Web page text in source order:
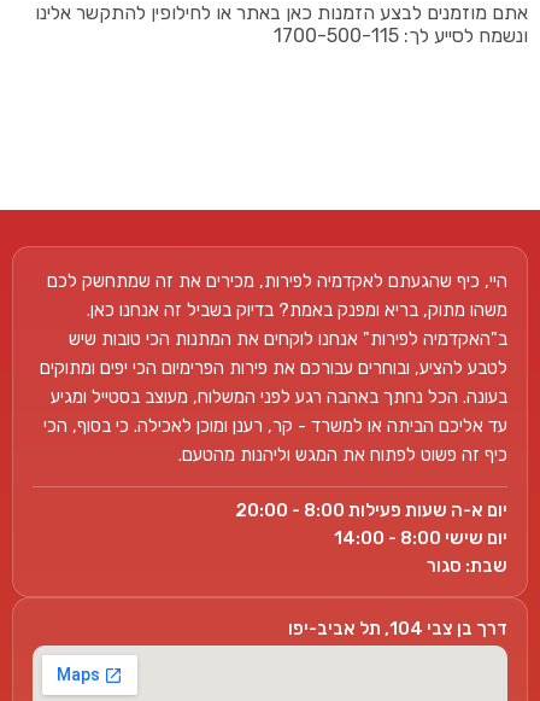
אתם מוזמנים לבצע הזמנות כאן באתר או לחילופין להתקשר אלינו
ונשמח לסייע לך: 1700-500-115
היי, כיף שהגעתם לאקדמיה לפירות, מכירים את זה שמתחשק לכם
משהו מתוק, בריא ומפנק באמת? בדיוק בשביל זה אנחנו כאן.
ב"האקדמיה לפירות" אנחנו לוקחים את המתנות הכי טובות שיש
לטבע להציע, ובוחרים עבורכם את פירות הפרימיום הכי יפים ומתוקים
בעונה. הכל נחתך באהבה רגע לפני המשלוח, מעוצב בסטייל ומגיע
עד אליכם הביתה או למשרד - קר, רענן ומוכן לאכילה. כי בסוף, הכי
כיף זה פשוט לפתוח את המגש וליהנות מהטעם.
יום א-ה שעות פעילות 8:00 - 20:00
יום שישי 8:00 - 14:00
שבת: סגור
דרך בן צבי 104, תל אביב-יפו